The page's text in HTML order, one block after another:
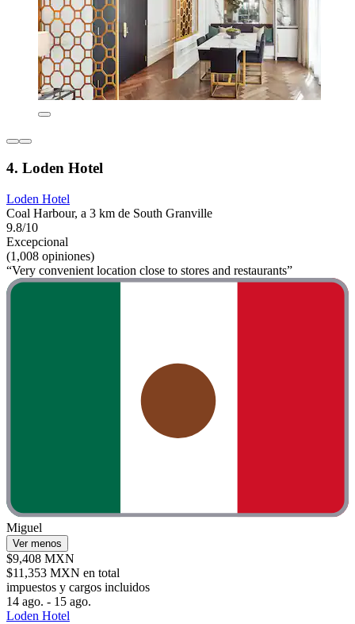
4. Loden Hotel
Loden Hotel
Coal Harbour, a 3 km de South Granville
9.8/10
Excepcional
(1,008 opiniones)
“Very convenient location close to stores and restaurants”
Miguel
Ver menos
$9,408 MXN
$11,353 MXN en total
impuestos y cargos incluidos
14 ago. - 15 ago.
Loden Hotel